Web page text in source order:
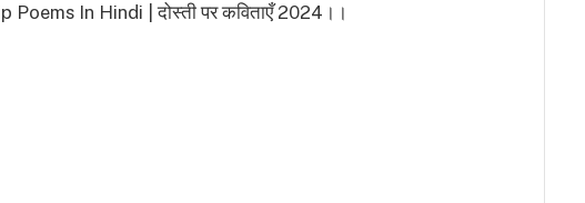
Poems In Hindi | दोस्ती पर कविताएँ 2024।।